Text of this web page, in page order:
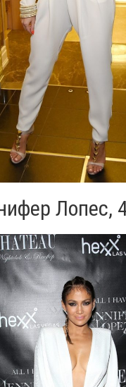
Лопес,